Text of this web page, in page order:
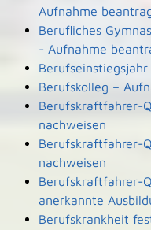
Aufnahme
Berufliches
- Aufnahme
Berufskolleg –
Berufskraftfahrer-
nachweisen
Berufskraftfahrer-
nachweisen
Berufskraftfahrer-
anerkannte
Berufskrankheit